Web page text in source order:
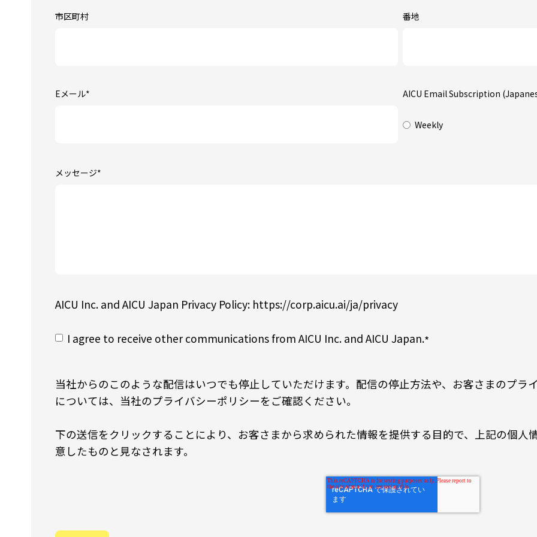
市区町村 番地
Eメール* AICU Email Subscription
Weekly
メッセージ*
AICU Inc. and AICU Japan Privacy Policy: https://corp.aicu.ai/ja/privacy
I agree to receive other communications from AICU Inc. and AICU Japan.*
当社からのこのような配信はいつでも停止していただけます。配信の停止方法や、お客さまのプラ
については、当社のプライバシーポリシーをご確認ください。
下の送信をクリックすることにより、お客さまから求められた情報を提供する目的で、上記の個人
意したものと見なされます。